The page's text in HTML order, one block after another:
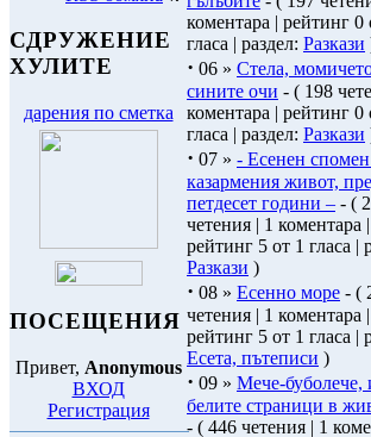
СДРУЖЕНИЕ
ХУЛИТЕ
дарения по сметка
ПОСЕЩЕНИЯ
Привет, Anonymous
ВХОД
Регистрация
коментара | рейтинг 0
гласа | раздел: Разкази
· 06 » Стела,
сините очи - ( 198
коментара | рейтинг 0
гласа | раздел: Разкази
· 07 » - Есенен
казармения живот,
петдесет години – - (
четения | 1 коментара |
рейтинг 5 от 1 гласа |
Разкази )
· 08 » Есенно море - (
четения | 1 коментара |
рейтинг 5 от 1 гласа |
Есета, пътеписи )
· 09 » Мече-буболече,
белите страници в
- ( 446 четения | 1